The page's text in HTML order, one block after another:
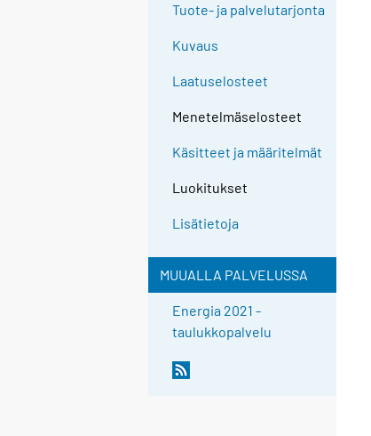
Tuote- ja palvelutarjonta
Kuvaus
Laatuselosteet
Menetelmäselosteet
Käsitteet ja määritelmät
Luokitukset
Lisätietoja
MUUALLA PALVELUSSA
Energia 2021 -
taulukkopalvelu